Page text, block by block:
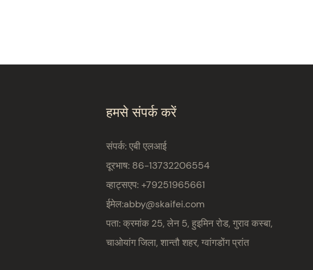
हमसे संपर्क करें
संपर्क: एबी एलआई
दूरभाष: 86-13732206554
व्हाट्सएप: +79251965661
ईमेल:abby@skaifei.com
पता:क्रमांक 25, लेन 5, हुइमिन रोड, गुराव कस्बा,
चाओयांग जिला, शान्तौ शहर, ग्वांगडोंग प्रांत